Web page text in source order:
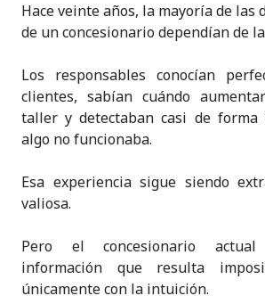
Hace veinte años, la mayoría de las
de un concesionario dependían de
Los responsables conocían
clientes, sabían cuándo
taller y detectaban casi de forma
algo no funcionaba.
Esa experiencia sigue siendo
valiosa.
Pero el concesionario
información que resulta
únicamente con la intuición.